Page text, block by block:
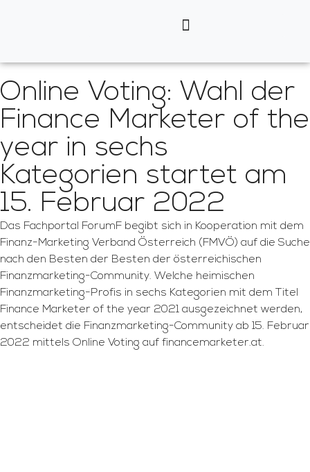
Online Voting: Wahl der
Finance Marketer of the
year in sechs
Kategorien startet am
15. Februar 2022
Das Fachportal ForumF begibt sich in Kooperation mit dem
Finanz-Marketing Verband Österreich (FMVÖ) auf die Suche
nach den Besten der Besten der österreichischen
Finanzmarketing-Community. Welche heimischen
Finanzmarketing-Profis in sechs Kategorien mit dem Titel
Finance Marketer of the year 2021 ausgezeichnet werden,
entscheidet die Finanzmarketing-Community ab 15. Februar
2022 mittels Online Voting auf financemarketer.at.